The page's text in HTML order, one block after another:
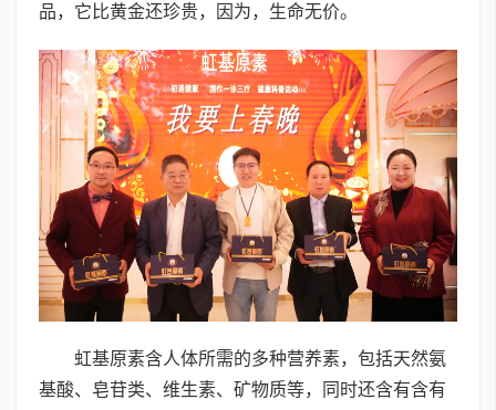
品，它比黄金还珍贵，因为，生命无价。
虹基原素含人体所需的多种营养素，包括天然氨
基酸、皂苷类、维生素、矿物质等，同时还含有含有